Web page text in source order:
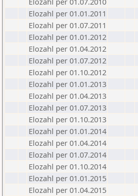
Elozahl per 01.01.2011
Elozahl per 01.07.2011
Elozahl per 01.01.2012
Elozahl per 01.04.2012
Elozahl per 01.07.2012
Elozahl per 01.10.2012
Elozahl per 01.01.2013
Elozahl per 01.04.2013
Elozahl per 01.07.2013
Elozahl per 01.10.2013
Elozahl per 01.01.2014
Elozahl per 01.04.2014
Elozahl per 01.07.2014
Elozahl per 01.10.2014
Elozahl per 01.01.2015
Elozahl per 01.04.2015